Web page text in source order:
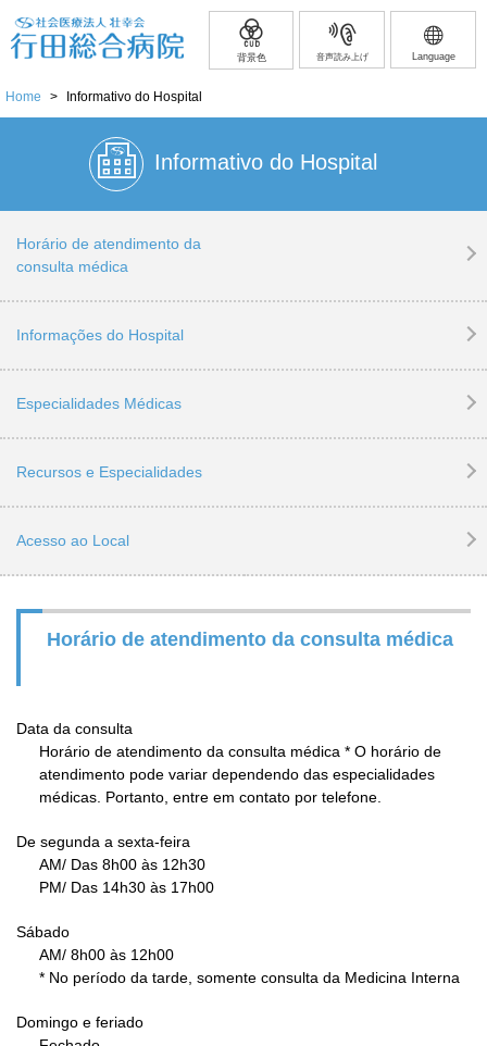
背景色 音声読み上げ Language
Home > Informativo do Hospital
Informativo do Hospital
Horário de atendimento da
consulta médica
Informações do Hospital
Especialidades Médicas
Recursos e Especialidades
Acesso ao Local
Horário de atendimento da consulta médica
Data da consulta
Horário de atendimento da consulta médica * O horário de
atendimento pode variar dependendo das especialidades
médicas. Portanto, entre em contato por telefone.
De segunda a sexta-feira
AM/ Das 8h00 às 12h30
PM/ Das 14h30 às 17h00
Sábado
AM/ 8h00 às 12h00
* No período da tarde, somente consulta da Medicina Interna
Domingo e feriado